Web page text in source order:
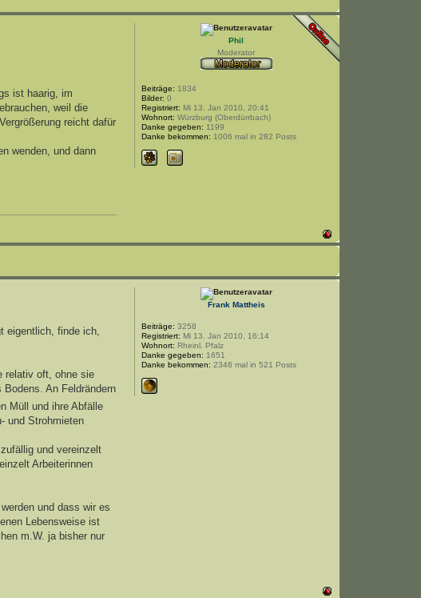
ist haarig, im
weil die
reicht dafür
wenden, und dann
Phil
Moderator
Beiträge: 1834
Bilder: 0
Registriert: Mi 13. Jan 2010, 20:41
Wohnort: Würzburg (Oberdürrbach)
Danke gegeben: 1199
Danke bekommen: 1006 mal in 282 Posts
eigentlich, finde ich,
relativ oft, ohne sie
An Feldrändern
Müll und ihre Abfälle
und Strohmieten
und vereinzelt
Arbeiterinnen
und dass wir es
Lebensweise ist
m.W. ja bisher nur
Frank Mattheis
Beiträge: 3258
Registriert: Mi 13. Jan 2010, 16:14
Wohnort: Rheinl. Pfalz
Danke gegeben: 1651
Danke bekommen: 2346 mal in 521 Posts